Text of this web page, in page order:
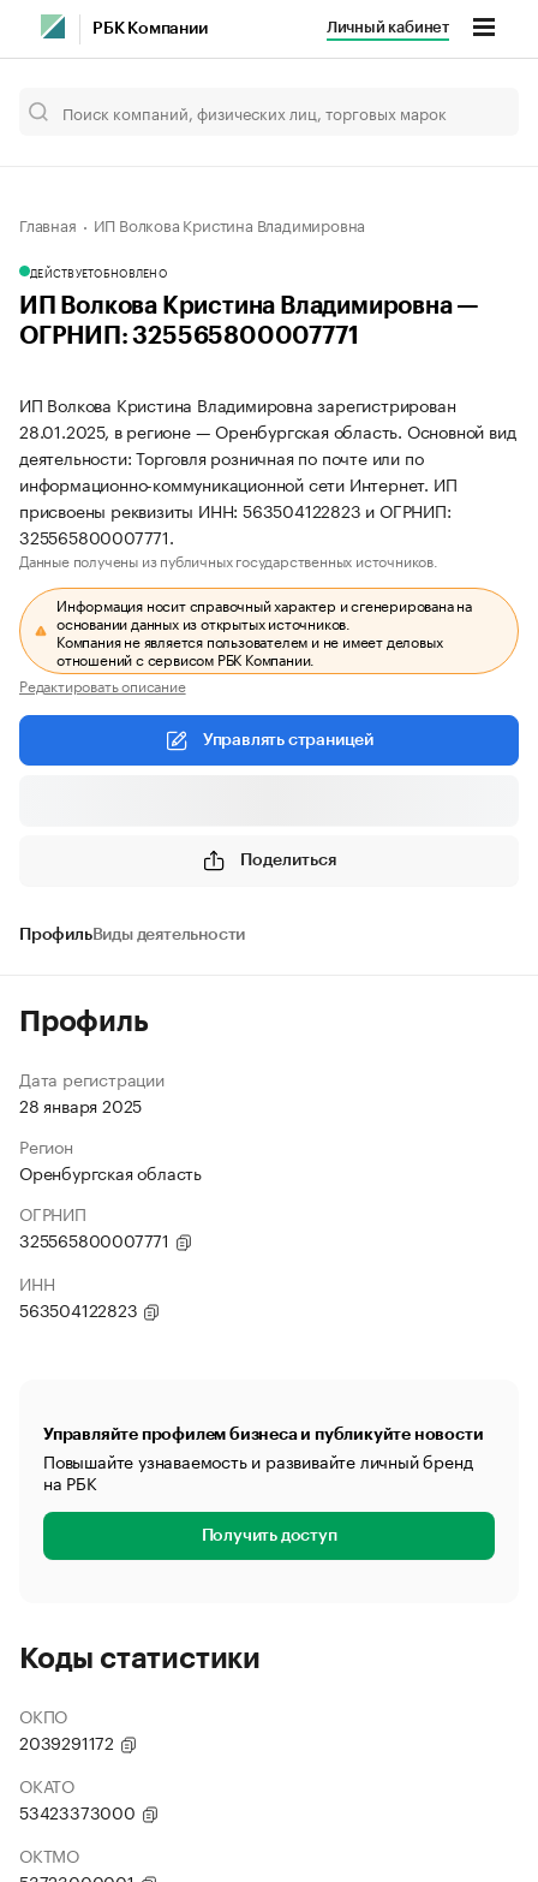
РБК Компании Личный кабинет
Главная ИП Волкова Кристина Владимировна
ДЕЙСТВУЕТОБНОВЛЕНО
ИП Волкова Кристина Владимировна —
ОГРНИП: 325565800007771
ИП Волкова Кристина Владимировна зарегистрирован
28.01.2025, в регионе — Оренбургская область. Основной вид
деятельности: Торговля розничная по почте или по
информационно-коммуникационной сети Интернет. ИП
присвоены реквизиты ИНН: 563504122823 и ОГРНИП:
325565800007771.
Данные получены из публичных государственных источников.
Информация носит справочный характер и сгенерирована на
основании данных из открытых источников.
Компания не является пользователем и не имеет деловых
отношений с сервисом РБК Компании.
Редактировать описание
Управлять страницей
Поделиться
ПрофильВиды деятельности
Профиль
Дата регистрации
28 января 2025
Регион
Оренбургская область
ОГРНИП
325565800007771
ИНН
563504122823
Управляйте профилем бизнеса и публикуйте новости
Повышайте узнаваемость и развивайте личный бренд
на РБК
Получить доступ
Коды статистики
ОКПО
2039291172
ОКАТО
53423373000
ОКТМО